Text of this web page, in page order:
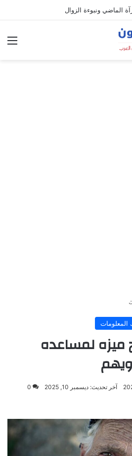
الماضي ونبوءة الزوال
المعلومات
لمساعده
آخر تحديث: ديسمبر 10, 2025 0